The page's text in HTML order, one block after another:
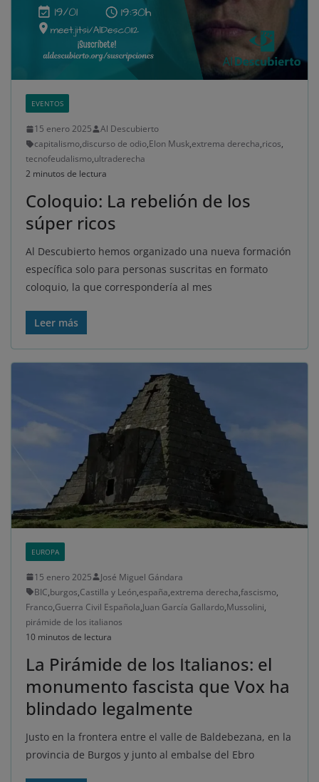
EVENTOS
15 enero 2025
Al Descubierto
capitalismo,discurso de odio,Elon Musk,extrema derecha,ricos,
tecnofeudalismo,ultraderecha
2 minutos de lectura
Coloquio: La rebelión de los
súper ricos
Al Descubierto hemos organizado una nueva formación
específica solo para personas suscritas en formato
coloquio, la que correspondería al mes
Leer más
EUROPA
15 enero 2025
José Miguel Gándara
BIC,burgos,Castilla y León,españa,extrema derecha,fascismo,
Franco,Guerra Civil Española,Juan García Gallardo,Mussolini,
pirámide de los italianos
10 minutos de lectura
La Pirámide de los Italianos: el
monumento fascista que Vox ha
blindado legalmente
Justo en la frontera entre el valle de Baldebezana, en la
provincia de Burgos y junto al embalse del Ebro